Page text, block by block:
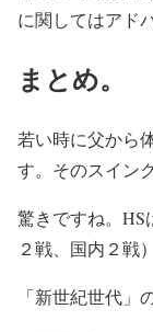
に関してはアド
まとめ。
若い時に父から
す。そのスイン
驚きですね。HS
２戦、国内２戦
「新世紀世代」